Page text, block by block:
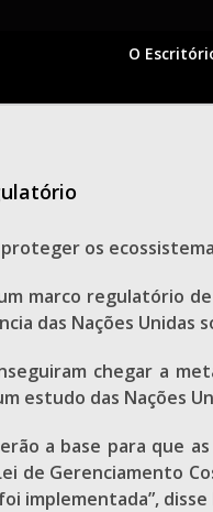
O
os
marco regulatório
das Nações
chegar a
estudo das Nações
a base para que
de Gerenciamento
implementada”,